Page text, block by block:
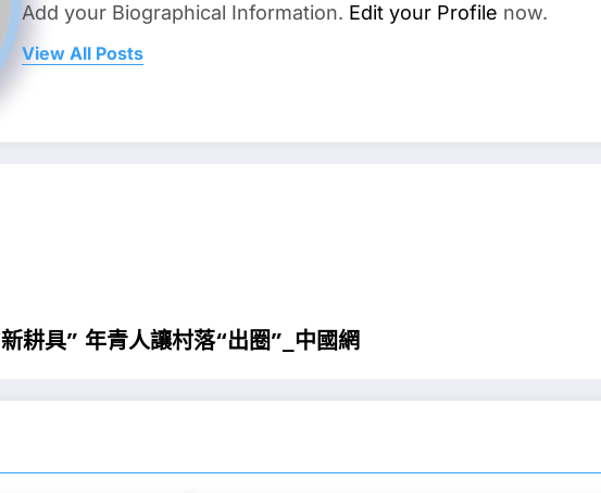
Add your Biographical Information. Edit your Profile now.
View All Posts
耕具” 年青人讓村落“出圈”_中國網